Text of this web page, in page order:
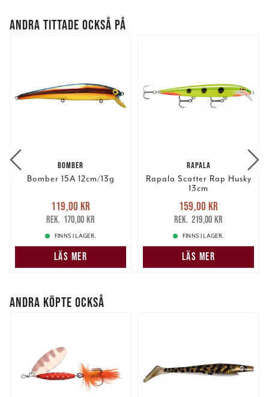
ANDRA TITTADE OCKSÅ PÅ
BOMBER
Bomber 15A 12cm/13g
Nuvarande pris
119,00 krTidigare pris
170,00 kr
119,00 kr
170,00 kr
FINNS I LAGER.
LÄS MER
RAPALA
Rapala Scatter Rap Husky
13cm
Nuvarande pris
159,00 krTidigare pris
219,00 kr
159,00 kr
219,00 kr
FINNS I LAGER.
LÄS MER
ANDRA KÖPTE OCKSÅ